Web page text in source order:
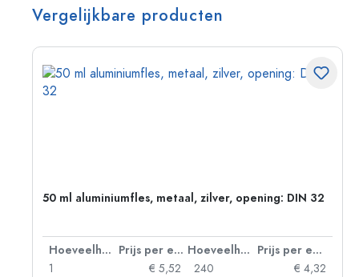
Vergelijkbare producten
50 ml aluminiumfles, metaal, zilver, opening: DIN 32
Hoeveelheid Prijs per eenheid Hoeveelheid
Prijs per eenheid
1
€ 5,52
240
€ 4,32